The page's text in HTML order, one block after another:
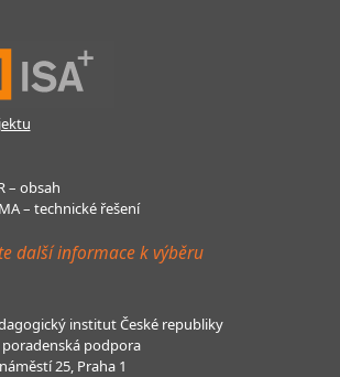
– obsah
– technické řešení
další informace k výběru
institut České republiky
podpora
25, Praha 1